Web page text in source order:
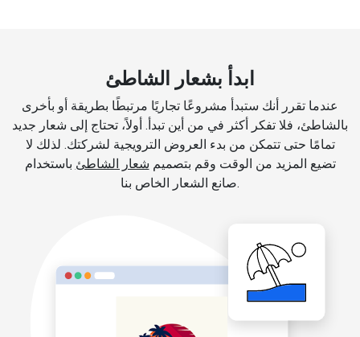
ابدأ بشعار الشاطئ
عندما تقرر أنك ستبدأ مشروعًا تجاريًا مرتبطًا بطريقة أو بأخرى
بالشاطئ، فلا تفكر أكثر في من أين تبدأ. أولاً، تحتاج إلى شعار جديد
تمامًا حتى تتمكن من بدء العروض الترويجية لشركتك. لذلك لا
تضيع المزيد من الوقت وقم بتصميم شعار الشاطئ باستخدام
صانع الشعار الخاص بنا.